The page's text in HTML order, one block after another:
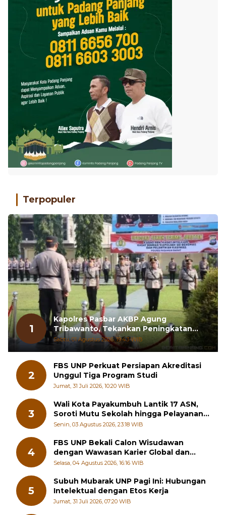
Terpopuler
1
Kapolres Pasbar AKBP Agung
Tribawanto, Tekankan Peningkatan
Pelayanan dan Sinergi dengan
Masyarakat
Sabtu, 01 Agustus 2026, 19:43 WIB
2
FBS UNP Perkuat Persiapan Akreditasi
Unggul Tiga Program Studi
Jumat, 31 Juli 2026, 10:20 WIB
3
Wali Kota Payakumbuh Lantik 17 ASN,
Soroti Mutu Sekolah hingga Pelayanan
RSUD
Senin, 03 Agustus 2026, 23:18 WIB
4
FBS UNP Bekali Calon Wisudawan
dengan Wawasan Karier Global dan
Kewirausahaan Kreatif
Selasa, 04 Agustus 2026, 16:16 WIB
5
Subuh Mubarak UNP Pagi Ini: Hubungan
Intelektual dengan Etos Kerja
Jumat, 31 Juli 2026, 07:20 WIB